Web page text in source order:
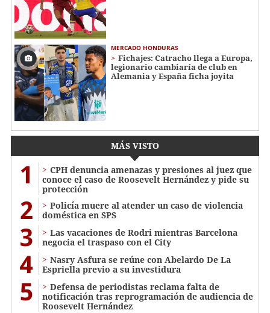
MERCADO HONDURAS
Fichajes: Catracho llega a Europa,
legionario cambiaría de club en
Alemania y España ficha joyita
MÁS VISTO
1
CPH denuncia amenazas y presiones al juez que
conoce el caso de Roosevelt Hernández y pide su
protección
2
Policía muere al atender un caso de violencia
doméstica en SPS
3
Las vacaciones de Rodri mientras Barcelona
negocia el traspaso con el City
4
Nasry Asfura se reúne con Abelardo De La
Espriella previo a su investidura
5
Defensa de periodistas reclama falta de
notificación tras reprogramación de audiencia de
Roosevelt Hernández